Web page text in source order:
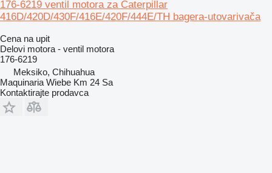
176-6219 ventil motora za Caterpillar
416D/420D/430F/416E/420F/444E/TH bagera-utovarivača
Cena na upit
Delovi motora - ventil motora
176-6219
Meksiko, Chihuahua
Maquinaria Wiebe Km 24 Sa
Kontaktirajte prodavca